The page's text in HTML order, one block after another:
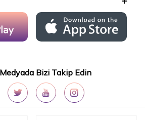
Bizi Takip Edin